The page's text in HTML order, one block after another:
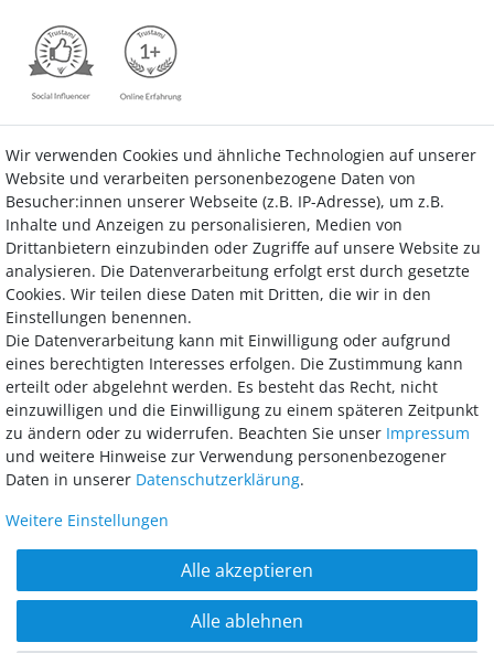
Vertrag widerrufen Kontakt
Bezahlung
Wir bieten Ihnen viele Möglichkeiten einer sicheren und bequemen
Bezahlung.
Widerrufsrecht Datenschutz
Barrierefreiheitserklärung
© 2018 - 2026 McGarden24 GmbH / Alle Rechte vorbehalten. Alle Preise inkl.
Wir verwenden Cookies und ähnliche Technologien auf unserer
Website und verarbeiten personenbezogene Daten von
Besucher:innen unserer Webseite (z.B. IP-Adresse), um z.B.
Inhalte und Anzeigen zu personalisieren, Medien von
Drittanbietern einzubinden oder Zugriffe auf unsere Website zu
analysieren. Die Datenverarbeitung erfolgt erst durch gesetzte
Cookies. Wir teilen diese Daten mit Dritten, die wir in den
Einstellungen benennen.
Die Datenverarbeitung kann mit Einwilligung oder aufgrund
eines berechtigten Interesses erfolgen. Die Zustimmung kann
erteilt oder abgelehnt werden. Es besteht das Recht, nicht
einzuwilligen und die Einwilligung zu einem späteren Zeitpunkt
zu ändern oder zu widerrufen. Beachten Sie unser Impressum
und weitere Hinweise zur Verwendung personenbezogener
Daten in unserer Daten­schutz­erklärung.
Weitere Einstellungen
Alle akzeptieren
Alle ablehnen